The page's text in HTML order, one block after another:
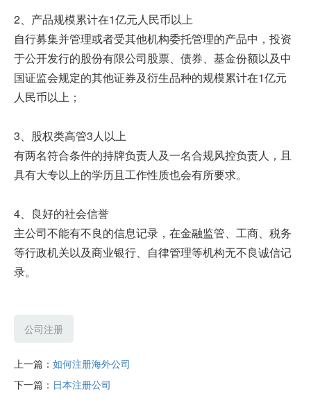
2、产品规模累计在1亿元人民币以上
自行募集并管理或者受其他机构委托管理的产品中，投资
于公开发行的股份有限公司股票、债券、基金份额以及中
国证监会规定的其他证券及衍生品种的规模累计在1亿元
人民币以上；
3、股权类高管3人以上
有两名符合条件的持牌负责人及一名合规风控负责人，且
具有大专以上的学历且工作性质也会有所要求。
4、良好的社会信誉
主公司不能有不良的信息记录，在金融监管、工商、税务
等行政机关以及商业银行、自律管理等机构无不良诚信记
录。
公司注册
上一篇： 如何注册海外公司
下一篇： 日本注册公司